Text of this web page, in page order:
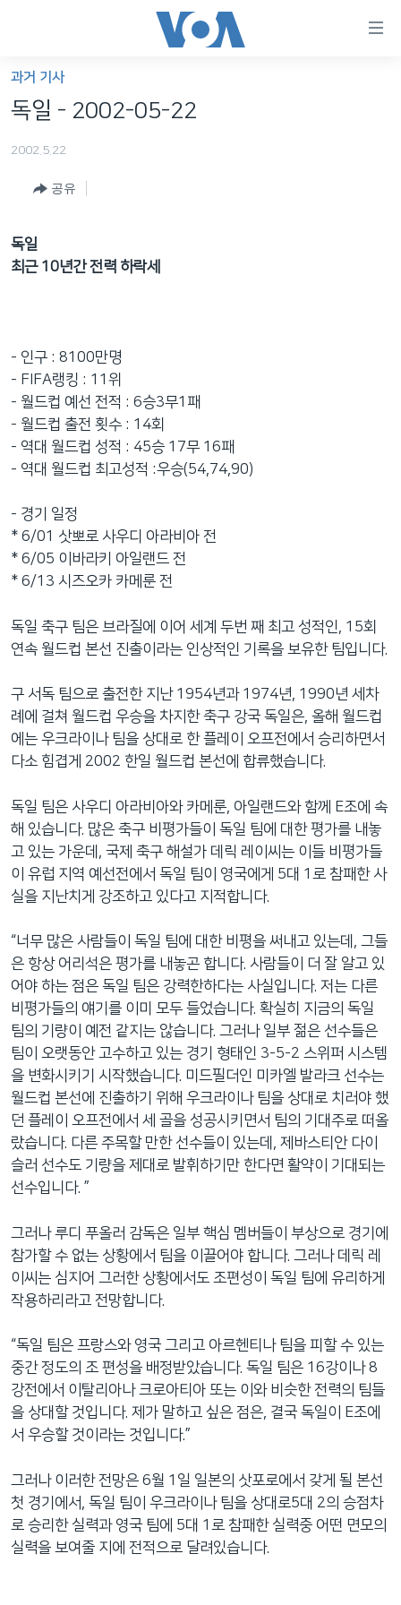
가
능
텐
으
로
이
색
이
등
VOD
라디오
주파수 안내
FOLLOW US
과거 기사
독일 - 2002-05-22
2002.5.22
공유
독일
최근 10년간 전력 하락세
- 인구 : 8100만명
- FIFA랭킹 : 11위
- 월드컵 예선 전적 : 6승3무1패
- 월드컵 출전 횟수 : 14회
- 역대 월드컵 성적 : 45승 17무 16패
- 역대 월드컵 최고성적 :우승(54,74,90)
- 경기 일정
* 6/01 삿뽀로 사우디 아라비아 전
* 6/05 이바라키 아일랜드 전
* 6/13 시즈오카 카메룬 전
독일 축구 팀은 브라질에 이어 세계 두번 째 최고 성적인, 15회
연속 월드컵 본선 진출이라는 인상적인 기록을 보유한 팀입니다.
구 서독 팀으로 출전한 지난 1954년과 1974년, 1990년 세차
례에 걸쳐 월드컵 우승을 차지한 축구 강국 독일은, 올해 월드컵
에는 우크라이나 팀을 상대로 한 플레이 오프전에서 승리하면서
다소 힘겹게 2002 한일 월드컵 본선에 합류했습니다.
독일 팀은 사우디 아라비아와 카메룬, 아일랜드와 함께 E조에 속
해 있습니다. 많은 축구 비평가들이 독일 팀에 대한 평가를 내놓
고 있는 가운데, 국제 축구 해설가 데릭 레이씨는 이들 비평가들
이 유럽 지역 예선전에서 독일 팀이 영국에게 5대 1로 참패한 사
실을 지난치게 강조하고 있다고 지적합니다.
“너무 많은 사람들이 독일 팀에 대한 비평을 써내고 있는데, 그들
은 항상 어리석은 평가를 내놓곤 합니다. 사람들이 더 잘 알고 있
어야 하는 점은 독일 팀은 강력한하다는 사실입니다. 저는 다른
비평가들의 얘기를 이미 모두 들었습니다. 확실히 지금의 독일
팀의 기량이 예전 같지는 않습니다. 그러나 일부 젊은 선수들은
팀이 오랫동안 고수하고 있는 경기 형태인 3-5-2 스위퍼 시스템
을 변화시키기 시작했습니다. 미드필더인 미카엘 발라크 선수는
월드컵 본선에 진출하기 위해 우크라이나 팀을 상대로 치러야 했
던 플레이 오프전에서 세 골을 성공시키면서 팀의 기대주로 떠올
랐습니다. 다른 주목할 만한 선수들이 있는데, 제바스티안 다이
슬러 선수도 기량을 제대로 발휘하기만 한다면 활약이 기대되는
선수입니다. ”
그러나 루디 푸올러 감독은 일부 핵심 멤버들이 부상으로 경기에
참가할 수 없는 상황에서 팀을 이끌어야 합니다. 그러나 데릭 레
이씨는 심지어 그러한 상황에서도 조편성이 독일 팀에 유리하게
작용하리라고 전망합니다.
“독일 팀은 프랑스와 영국 그리고 아르헨티나 팀을 피할 수 있는
중간 정도의 조 편성을 배정받았습니다. 독일 팀은 16강이나 8
강전에서 이탈리아나 크로아티아 또는 이와 비슷한 전력의 팀들
을 상대할 것입니다. 제가 말하고 싶은 점은, 결국 독일이 E조에
서 우승할 것이라는 것입니다.”
그러나 이러한 전망은 6월 1일 일본의 삿포로에서 갖게 될 본선
첫 경기에서, 독일 팀이 우크라이나 팀을 상대로5대 2의 승점차
로 승리한 실력과 영국 팀에 5대 1로 참패한 실력중 어떤 면모의
실력을 보여줄 지에 전적으로 달려있습니다.